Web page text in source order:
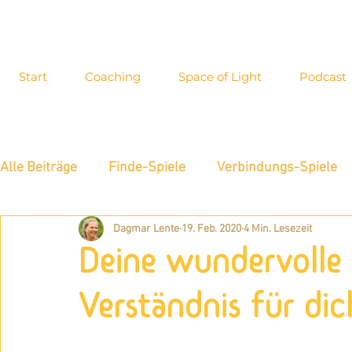
Start Coaching Space of Light Podcast
Alle Beiträge Finde-Spiele Verbindungs-Spiele
Energiewahrnehmung Interview
Blog-Archiv Allgemeines Neue
Deine
Verständnis für
Dagmar Lente 19. Feb. 20204 Min. Lesezeit